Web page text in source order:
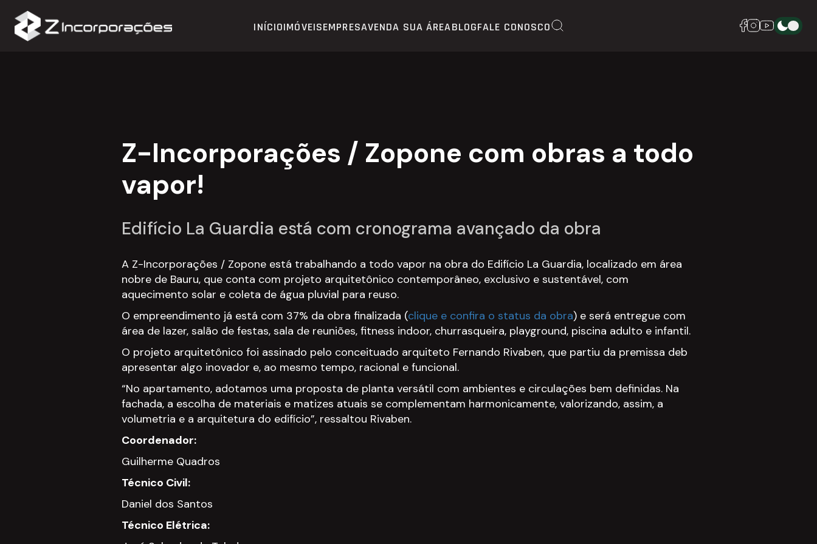
INÍCIOIMÓVEISEMPRESAVENDA SUA ÁREABLOGFALE CONOSCO
Z-Incorporações / Zopone com obras a todo
vapor!
Edifício La Guardia está com cronograma avançado da obra
A Z-Incorporações / Zopone está trabalhando a todo vapor na obra do Edifício La Guardia, localizado em área
nobre de Bauru, que conta com projeto arquitetônico contemporâneo, exclusivo e sustentável, com
aquecimento solar e coleta de água pluvial para reuso.
O empreendimento já está com 37% da obra finalizada (clique e confira o status da obra) e será entregue com
área de lazer, salão de festas, sala de reuniões, fitness indoor, churrasqueira, playground, piscina adulto e infantil.
O projeto arquitetônico foi assinado pelo conceituado arquiteto Fernando Rivaben, que partiu da premissa deb
apresentar algo inovador e, ao mesmo tempo, racional e funcional.
“No apartamento, adotamos uma proposta de planta versátil com ambientes e circulações bem definidas. Na
fachada, a escolha de materiais e matizes atuais se complementam harmonicamente, valorizando, assim, a
volumetria e a arquitetura do edifício”, ressaltou Rivaben.
Coordenador:
Guilherme Quadros
Técnico Civil:
Daniel dos Santos
Técnico Elétrica: